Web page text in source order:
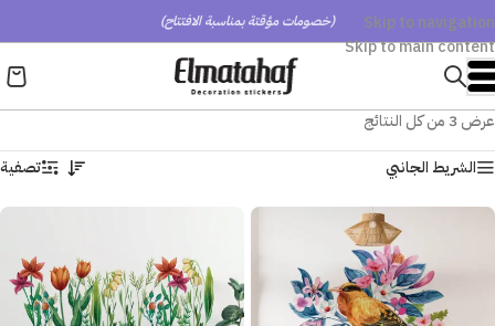
Skip to navigation
Skip to main content
(خصومات مؤقتة بمناسبة الافتتاح)
عرض ⁦3⁩ من كل النتائج
الشريط الجانبي
تصفية